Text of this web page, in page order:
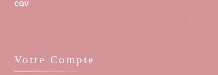
CGV
Votre Compte